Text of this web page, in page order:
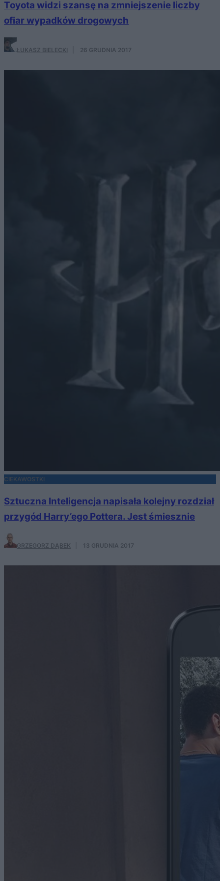
Toyota widzi szansę na zmniejszenie liczby
ofiar wypadków drogowych
ŁUKASZ BIELECKI 26 GRUDNIA 2017
CIEKAWOSTKI
Sztuczna Inteligencja napisała kolejny rozdział
przygód Harry’ego Pottera. Jest śmiesznie
GRZEGORZ DĄBEK 13 GRUDNIA 2017